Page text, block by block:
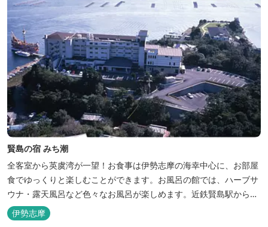
賢島の宿 みち潮
全客室から英虞湾が一望！お食事は伊勢志摩の海幸中心に、お部屋
食でゆっくりと楽しむことができます。お風呂の館では、ハーブサ
ウナ・露天風呂など色々なお風呂が楽しめます。近鉄賢島駅から歩
いて5分と好立地です。
伊勢志摩